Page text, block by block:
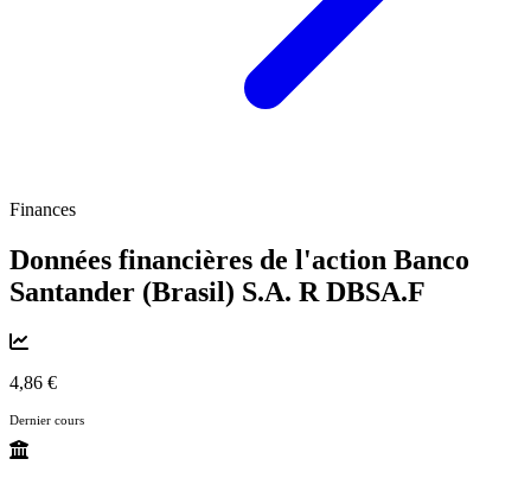
Finances
Données financières de l'action Banco
Santander (Brasil) S.A. R DBSA.F
4,86 €
Dernier cours